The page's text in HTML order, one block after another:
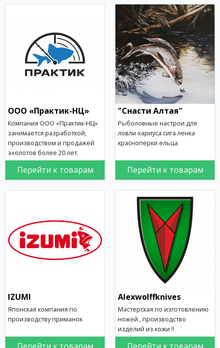
ООО «Практик-НЦ»
Компания ООО «Практик-НЦ»
занимается разработкой,
производством и продажей
эхолотов более 20 лет.
Перейти к товарам
"Снасти Алтая"
Рыболовные настрои для
ловли хариуса сига ленка
красноперки ельца
Перейти к товарам
IZUMI
Японская компания по
производству приманок
Аlexwolffknives
Мастерская по изготовлению
ножей , производство
изделий из кожи !!